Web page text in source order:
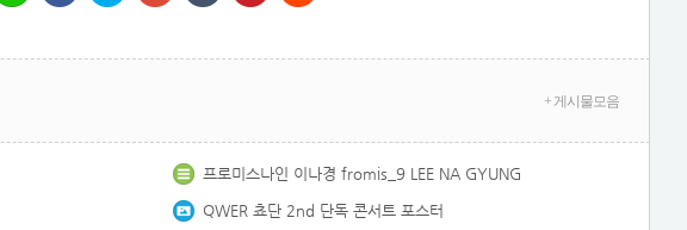
+ 게시물모음
프로미스나인 이나경 fromis_9 LEE NA GYUNG
QWER 쵸단 2nd 단독 콘서트 포스터